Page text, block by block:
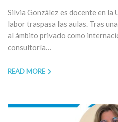
Silvia González es docente en la
labor traspasa las aulas. Tras
al ámbito privado como
consultoría…
READ MORE